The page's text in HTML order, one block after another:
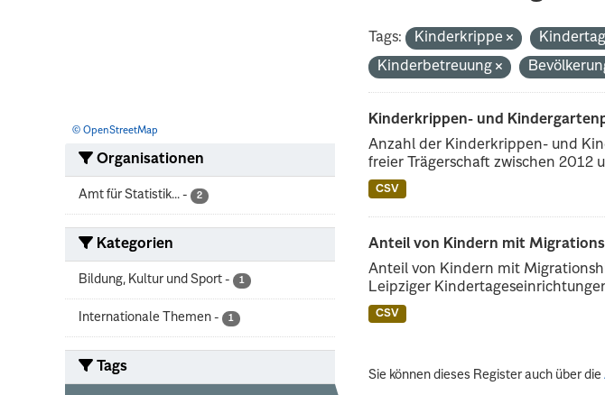
© OpenStreetMap
Organisationen
Amt für Statistik... - 2
Kategorien
Bildung, Kultur und Sport - 1
Internationale Themen - 1
Tags
Tags: Kinderkrippe
Kinderbetreuung
Kinderkrippen- und
Anzahl der Kinderkrippen- und
freier Trägerschaft zwischen 2012
CSV
Anteil von Kindern mit
Anteil von Kindern mit
Leipziger
CSV
Sie können dieses Register auch über die